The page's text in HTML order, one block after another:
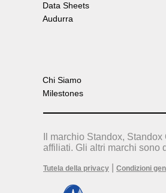
Data Sheets
Audurra
Chi Siamo
Milestones
Il marchio Standox,
affiliati. Gli altri marchi sono
Tutela della privacy Condizioni